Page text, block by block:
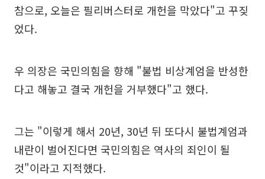
참으로, 오늘은 필리버스터로 개헌을 막았다"고 꾸짖
었다.
우 의장은 국민의힘을 향해 "불법 비상계엄을 반성한
다고 해놓고 결국 개헌을 거부했다"고 했다.
그는 "이렇게 해서 20년, 30년 뒤 또다시 불법계엄과
내란이 벌어진다면 국민의힘은 역사의 죄인이 될
것"이라고 지적했다.